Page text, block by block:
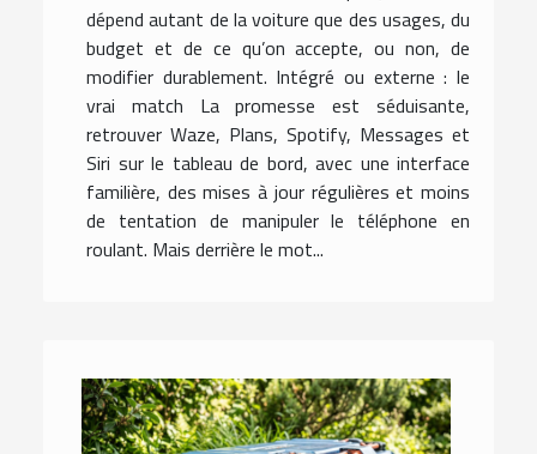
dépend autant de la voiture que des usages, du
budget et de ce qu’on accepte, ou non, de
modifier durablement. Intégré ou externe : le
vrai match La promesse est séduisante,
retrouver Waze, Plans, Spotify, Messages et
Siri sur le tableau de bord, avec une interface
familière, des mises à jour régulières et moins
de tentation de manipuler le téléphone en
roulant. Mais derrière le mot...